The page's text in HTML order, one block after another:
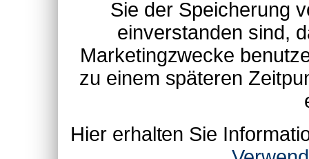
Sie der Speicherung
einverstanden sind,
Marketingzwecke
zu einem späteren
Hier erhalten Sie